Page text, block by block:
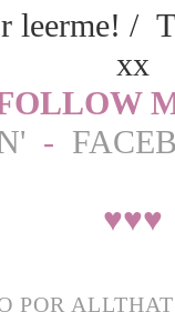
leerme! /
xx
-
♥♥♥
POR